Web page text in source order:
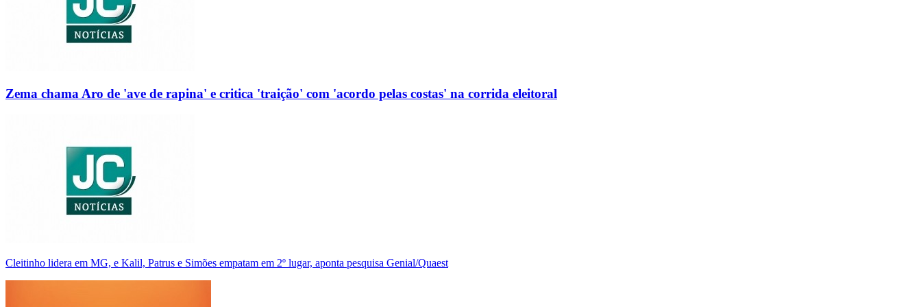
Zema chama Aro de 'ave de rapina' e critica 'traição' com 'acordo pelas costas' na corrida eleitoral
Cleitinho lidera em MG, e Kalil, Patrus e Simões empatam em 2º lugar, aponta pesquisa Genial/Quaest